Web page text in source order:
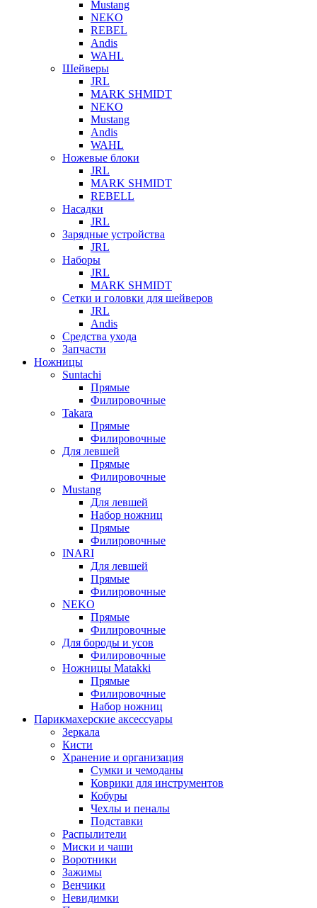
Mustang
NEKO
REBEL
Andis
WAHL
Шейверы
JRL
MARK SHMIDT
NEKO
Mustang
Andis
WAHL
Ножевые блоки
JRL
MARK SHMIDT
REBELL
Насадки
JRL
Зарядные устройства
JRL
Наборы
JRL
MARK SHMIDT
Сетки и головки для шейверов
JRL
Andis
Средства ухода
Запчасти
Ножницы
Suntachi
Прямые
Филировочные
Takara
Прямые
Филировочные
Для левшей
Прямые
Филировочные
Mustang
Для левшей
Набор ножниц
Прямые
Филировочные
INARI
Для левшей
Прямые
Филировочные
NEKO
Прямые
Филировочные
Для бороды и усов
Филировочные
Ножницы Matakki
Прямые
Филировочные
Набор ножниц
Парикмахерские аксессуары
Зеркала
Кисти
Хранение и организация
Сумки и чемоданы
Коврики для инструментов
Кобуры
Чехлы и пеналы
Подставки
Распылители
Миски и чаши
Воротники
Зажимы
Венчики
Невидимки